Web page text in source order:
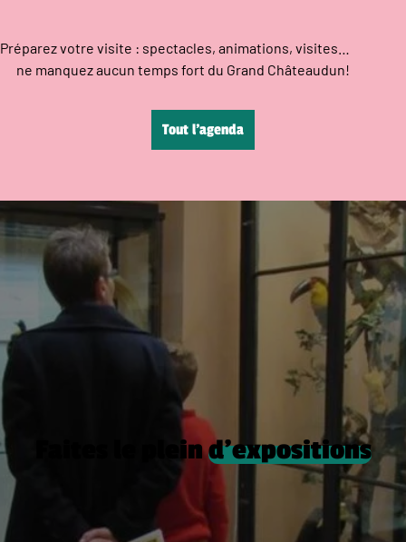
Préparez votre visite : spectacles, animations, visites…
ne manquez aucun temps fort du Grand Châteaudun!
Tout l’agenda
Faites le pleind’expositions